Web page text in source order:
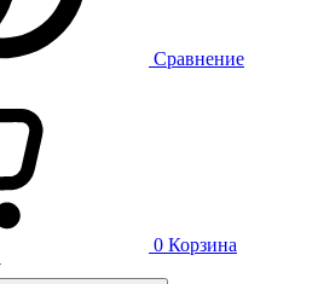
Сравнение
0 Корзина